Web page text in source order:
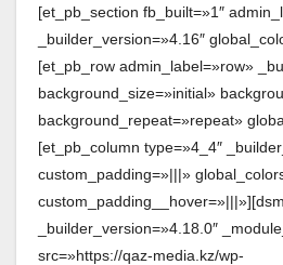
[et_pb_section fb_built=»1″
_builder_version=»4.16″
[et_pb_row admin_label=»row»
background_size=»initial»
background_repeat=»repeat»
[et_pb_column type=»4_4″
custom_padding=»|||»
_builder_version=»4.18.0″
src=»https://qaz-media.kz/wp-